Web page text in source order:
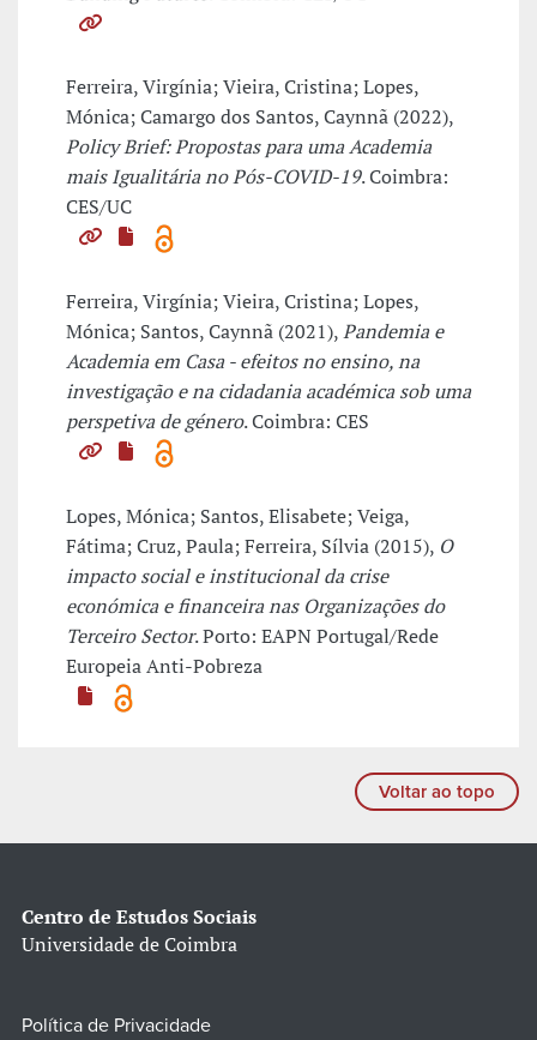
Ferreira, Virgínia; Vieira, Cristina; Lopes,
Mónica; Camargo dos Santos, Caynnã (2022),
Policy Brief: Propostas para uma Academia
mais Igualitária no Pós-COVID-19. Coimbra:
CES/UC
Ferreira, Virgínia; Vieira, Cristina; Lopes,
Mónica; Santos, Caynnã (2021),Pandemia e
Academia em Casa - efeitos no ensino, na
investigação e na cidadania académica sob uma
perspetiva de género. Coimbra: CES
Lopes, Mónica; Santos, Elisabete; Veiga,
Fátima; Cruz, Paula; Ferreira, Sílvia (2015), O
impacto social e institucional da crise
económica e financeira nas Organizações do
Terceiro Sector. Porto: EAPN Portugal/Rede
Europeia Anti-Pobreza
Voltar ao topo
Centro de Estudos Sociais
Universidade de Coimbra
Política de Privacidade